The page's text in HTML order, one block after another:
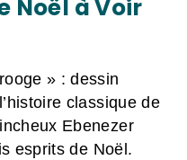
Noël à Voir
» : dessin
classique de
Ebenezer
esprits de Noël.